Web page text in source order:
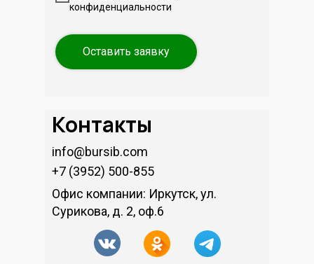
Контакты
+7 (3952) 500-855
Офис компании: Иркутск, ул.
Сурикова, д. 2, оф.6
info@bursib.com
конфиденциальности
Оставить заявку